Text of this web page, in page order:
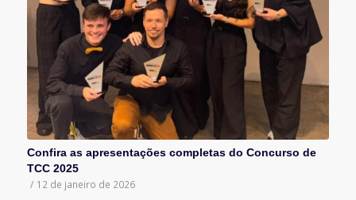
Confira as apresentações completas do Concurso de
TCC 2025
/ 12 de janeiro de 2026